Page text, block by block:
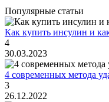
Популярные статьи
Как купить инсулин и
4
30.03.2023
4 современных метода
3
26.12.2022